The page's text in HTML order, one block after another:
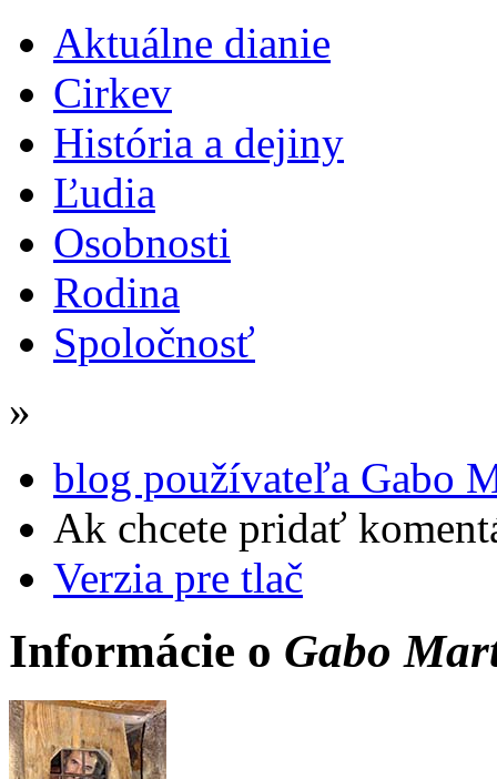
Aktuálne dianie
Cirkev
História a dejiny
Ľudia
Osobnosti
Rodina
Spoločnosť
»
blog používateľa Gabo
Ak chcete pridať
Verzia pre tlač
Informácie o Gabo